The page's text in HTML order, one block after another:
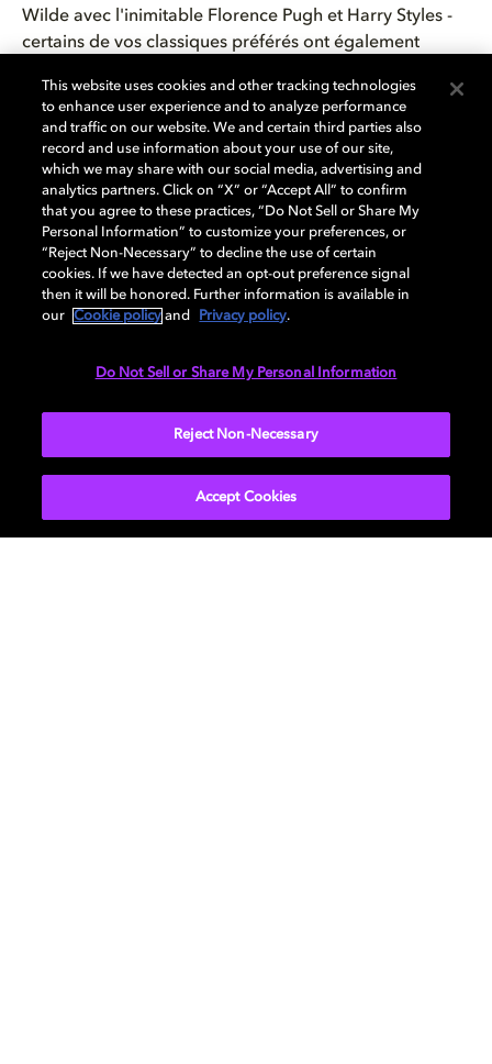
Wilde avec l'inimitable Florence Pugh et Harry Styles -
certains de vos classiques préférés ont également
Maisregarder Les Dents de la Mer,éditiondu 45e
anniversaire, enDolby Visionpourraitbien signifier que
vousne retournerezplus jamais dansl'eau. Ne
que nous nevous avonspasprévenu.
Alors, Dolby Visionen vaut-il lapeine? Oui. Parce que
votretempsest précieuxet quevous méritez
meilleure des expériences possible surtous vos
appareils.
propre home
personnaliségrâce ànotre guide d'installation
This website uses cookies and other tracking technologies
to enhance user experience and to analyze performance
and traffic on our website. We and certain third parties also
record and use information about your use of our site,
which we may share with our social media, advertising and
analytics partners. Click on “X” or “Accept All” to confirm
that you agree to these practices, “Do Not Sell or Share My
Personal Information” to customize your preferences, or
“Reject Non-Necessary” to decline the use of certain
cookies. If we have detected an opt-out preference signal
then it will be honored. Further information is available in
our
Cookie policy and Privacy policy.
Do Not Sell or Share My Personal Information
Reject Non-Necessary
Accept Cookies